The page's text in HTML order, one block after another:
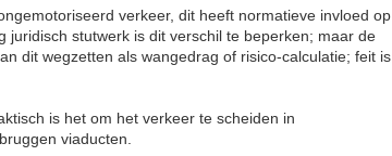
verkeer, dit heeft normatieve invloed op
stutwerk is dit verschil te beperken; maar de
dit wegzetten als wangedrag of risico-calculatie; feit is
is het om het verkeer te scheiden in
viaducten.